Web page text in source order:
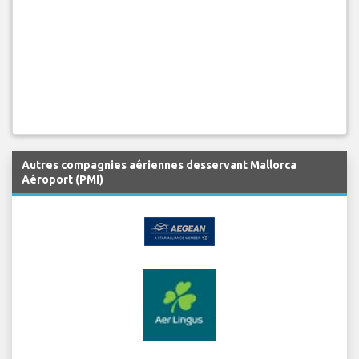
Autres compagnies aériennes desservant Mallorca
Aéroport (PMI)